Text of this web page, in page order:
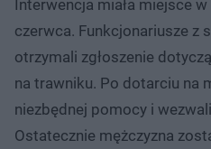
Interwencja miała miejsce
czerwca. Funkcjonariusze z
otrzymali zgłoszenie
na trawniku. Po dotarciu na
niezbędnej pomocy i
Ostatecznie mężczyzna